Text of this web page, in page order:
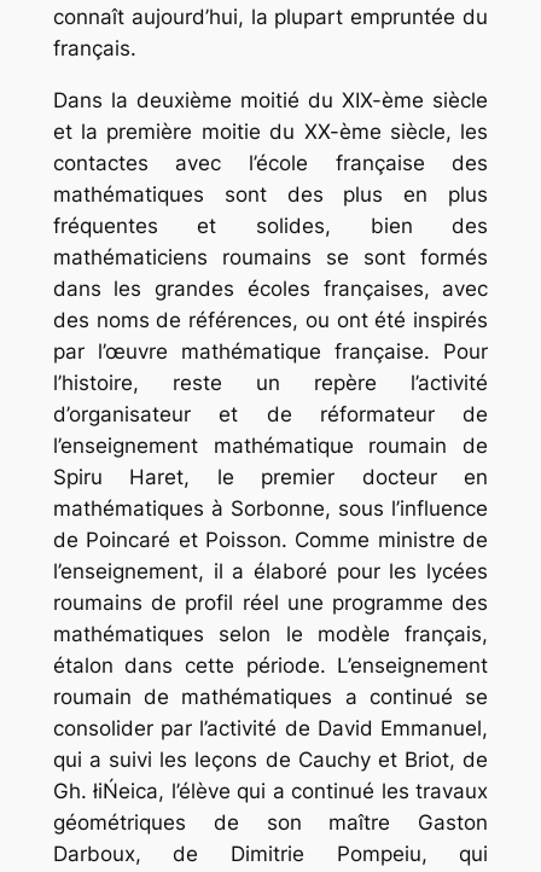
connaît aujourd’hui, la plupart empruntée du
français.
Dans la deuxième moitié du XIX-ème siècle
et la première moitie du XX-ème siècle, les
contactes avec l’école française des
mathématiques sont des plus en plus
fréquentes et solides, bien des
mathématiciens roumains se sont formés
dans les grandes écoles françaises, avec
des noms de références, ou ont été inspirés
par l’œuvre mathématique française. Pour
l’histoire, reste un repère l’activité
d’organisateur et de réformateur de
l’enseignement mathématique roumain de
Spiru Haret, le premier docteur en
mathématiques à Sorbonne, sous l’influence
de Poincaré et Poisson. Comme ministre de
l’enseignement, il a élaboré pour les lycées
roumains de profil réel une programme des
mathématiques selon le modèle français,
étalon dans cette période. L’enseignement
roumain de mathématiques a continué se
consolider par l’activité de David Emmanuel,
qui a suivi les leçons de Cauchy et Briot, de
Gh. łiŃeica, l’élève qui a continué les travaux
géométriques de son maître Gaston
Darboux, de Dimitrie Pompeiu, qui